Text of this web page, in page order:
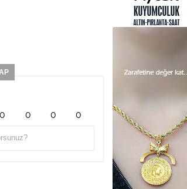
0 0 0 0